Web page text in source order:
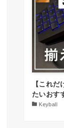
【これ
たいおす
Keyball